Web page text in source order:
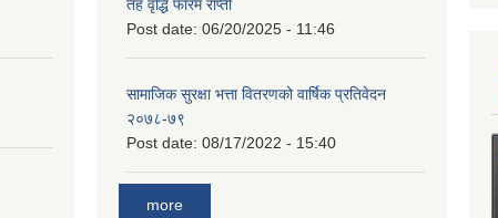
तह वृद्धि फारम राप्ती
Post date: 06/20/2025 - 11:46
सामाजिक सुरक्षा भत्ता वितरणको वार्षिक प्रतिवेदन
२०७८-७९
Post date: 08/17/2022 - 15:40
more